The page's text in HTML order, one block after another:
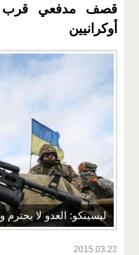
أوكرانيين
ليسينكو: العدو لا يحترم
2015.03.22